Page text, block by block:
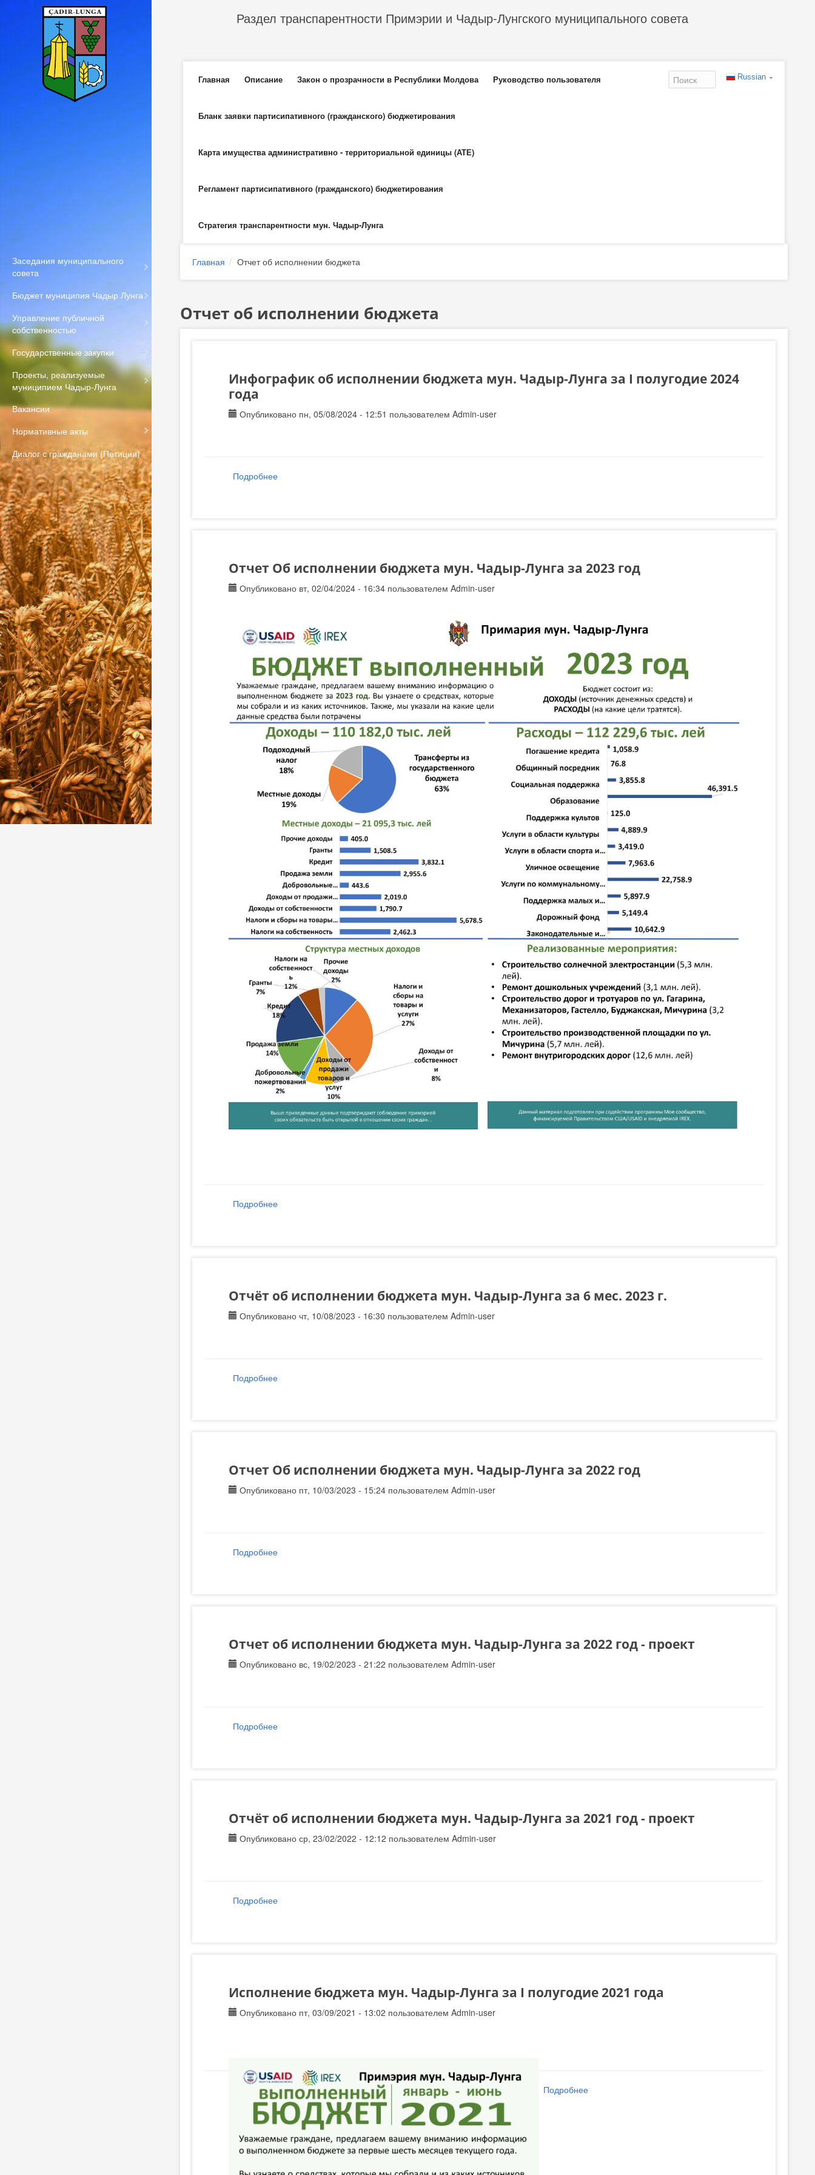
Перейти к основному содержанию
Раздел транспарентности Примэрии и Чадыр-Лунгского муниципального совета
Главное меню
Главная Описание Закон о прозрачности в Республики Молдова Руководство пользователя
Бланк заявки партисипативного (гражданского) бюджетирования
Карта имущества административно - территориальной единицы (АТЕ)
Регламент партисипативного (гражданского) бюджетирования
Стратегия транспарентности мун. Чадыр-Лунга
Russian
Заседания муниципального
совета
Бюджет муниципия Чадыр Лунга
Управление публичной
собственностью
Государственные закупки
Проекты, реализуемые
муниципием Чадыр-Лунга
Вакансии
Нормативные акты
Диалог с гражданами (Петиции)
Главная Отчет об исполнении бюджета
Отчет об исполнении бюджета
Инфографик об исполнении бюджета мун. Чадыр-Лунга за I полугодие 2024
года
Опубликовано пн, 05/08/2024 - 12:51 пользователемAdmin-user
Подробнее
Отчет Об исполнении бюджета мун. Чадыр-Лунга за 2023 год
Опубликовано вт, 02/04/2024 - 16:34 пользователемAdmin-user
Подробнее
Отчёт об исполнении бюджета мун. Чадыр-Лунга за 6 мес. 2023 г.
Опубликовано чт, 10/08/2023 - 16:30 пользователемAdmin-user
Подробнее
Отчет Об исполнении бюджета мун. Чадыр-Лунга за 2022 год
Опубликовано пт, 10/03/2023 - 15:24 пользователемAdmin-user
Подробнее
Отчет об исполнении бюджета мун. Чадыр-Лунга за 2022 год - проект
Опубликовано вс, 19/02/2023 - 21:22 пользователемAdmin-user
Подробнее
Отчёт об исполнении бюджета мун. Чадыр-Лунга за 2021 год - проект
Опубликовано ср, 23/02/2022 - 12:12 пользователемAdmin-user
Подробнее
Исполнение бюджета мун. Чадыр-Лунга за I полугодие 2021 года
Опубликовано пт, 03/09/2021 - 13:02 пользователемAdmin-user
Подробнее